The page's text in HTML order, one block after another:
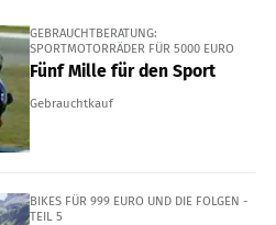
GEBRAUCHTBERATUNG:
SPORTMOTORRÄDER FÜR 5000 EURO
Fünf Mille für den Sport
Gebrauchtkauf
BIKES FÜR 999 EURO UND DIE FOLGEN -
TEIL 5